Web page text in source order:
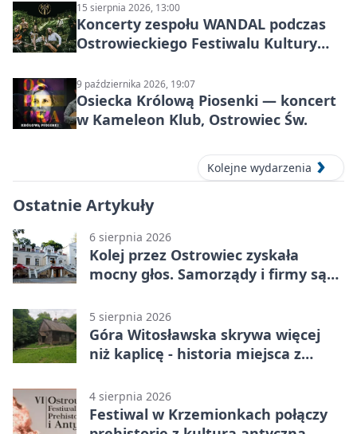
15 sierpnia 2026, 13:00
Koncerty zespołu WANDAL podczas
Ostrowieckiego Festiwalu Kultury
9 października 2026, 19:07
Osiecka Królową Piosenki — koncert
w Kameleon Klub, Ostrowiec Św.
Kolejne wydarzenia
Ostatnie Artykuły
6 sierpnia 2026
Kolej przez Ostrowiec zyskała
mocny głos. Samorządy i firmy są
5 sierpnia 2026
Góra Witosławska skrywa więcej
niż kaplicę - historia miejsca z
4 sierpnia 2026
Festiwal w Krzemionkach połączy